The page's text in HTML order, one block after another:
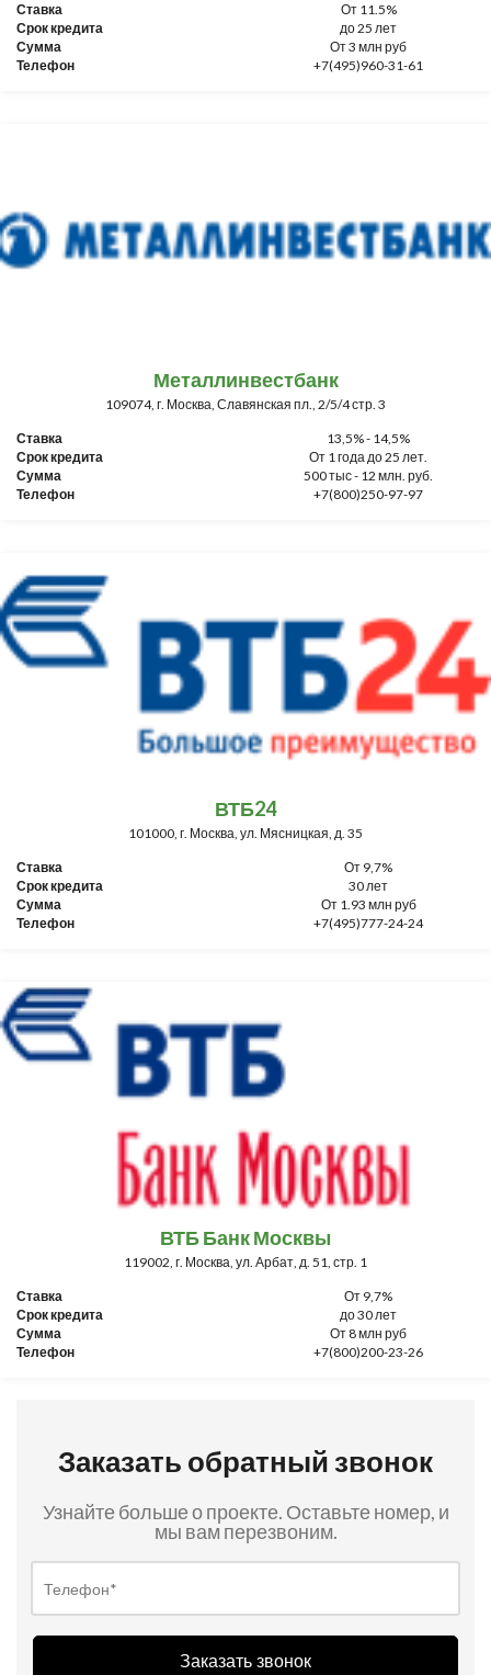
Ставка
От 11.5%
Срок кредита
до 25 лет
Сумма
От 3 млн руб
Телефон
+7(495)960-31-61
Металлинвестбанк
109074, г. Москва, Славянская пл., 2/5/4 стр. 3
Ставка
13,5% - 14,5%
Срок кредита
От 1 года до 25 лет.
Сумма
500 тыс - 12 млн. руб.
Телефон
+7(800)250-97-97
ВТБ24
101000, г. Москва, ул. Мясницкая, д. 35
Ставка
От 9,7%
Срок кредита
30 лет
Сумма
От 1.93 млн руб
Телефон
+7(495)777-24-24
ВТБ Банк Москвы
119002, г. Москва, ул. Арбат, д. 51, стр. 1
Ставка
От 9,7%
Срок кредита
до 30 лет
Сумма
От 8 млн руб
Телефон
+7(800)200-23-26
Заказать обратный звонок
Узнайте больше о проекте. Оставьте номер, и
мы вам перезвоним.
Заказать звонок